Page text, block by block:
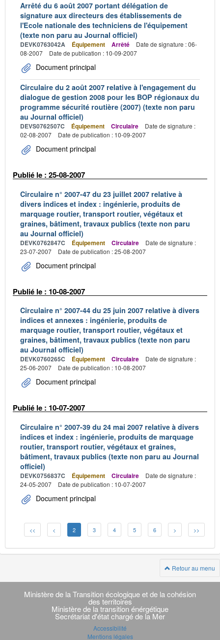
Arrêté du 6 août 2007 portant délégation de
signature aux directeurs des établissements de
l'Ecole nationale des techniciens de l'équipement
(texte non paru au Journal officiel)
DEVK0763042A Équipement Arrêté
Date de signature : 06-
08-2007
Date de publication : 10-09-2007
Document principal
Circulaire du 2 août 2007 relative à l'engagement du
dialogue de gestion 2008 pour les BOP régionaux du
programme sécurité routière (2007) (texte non paru
au Journal officiel)
DEVS0762507C Équipement Circulaire
Date de signature :
02-08-2007
Date de publication : 10-09-2007
Document principal
Publié le : 25-08-2007
Circulaire n° 2007-47 du 23 juillet 2007 relative à
divers indices et index : ingénierie, produits de
marquage routier, transport routier, végétaux et
graines, bâtiment, travaux publics (texte non paru
au Journal officiel)
DEVK0762847C Équipement Circulaire
Date de signature :
23-07-2007
Date de publication : 25-08-2007
Document principal
Publié le : 10-08-2007
Circulaire n° 2007-44 du 25 juin 2007 relative à divers
indices et annexes : ingénierie, produits de
marquage routier, transport routier, végétaux et
graines, bâtiment, travaux publics (texte non paru
au Journal officiel)
DEVK0760265C Équipement Circulaire
Date de signature :
25-06-2007
Date de publication : 10-08-2007
Document principal
Publié le : 10-07-2007
Circulaire n° 2007-39 du 24 mai 2007 relative à divers
indices et index : ingénierie, produits de marquage
routier, transport routier, végétaux et graines,
bâtiment, travaux publics (texte non paru au Journal
officiel)
DEVK0756837C Équipement Circulaire
Date de signature :
24-05-2007
Date de publication : 10-07-2007
Document principal
<< < 2 3 4 5 6 > >>
Retour au menu
Navigation
transverse
Ministère de la Transition écologique et de la cohésion
des territoires
Ministère de la transition énérgétique
Secrétariat d'état chargé de la Mer
Accessibilité
Mentions légales